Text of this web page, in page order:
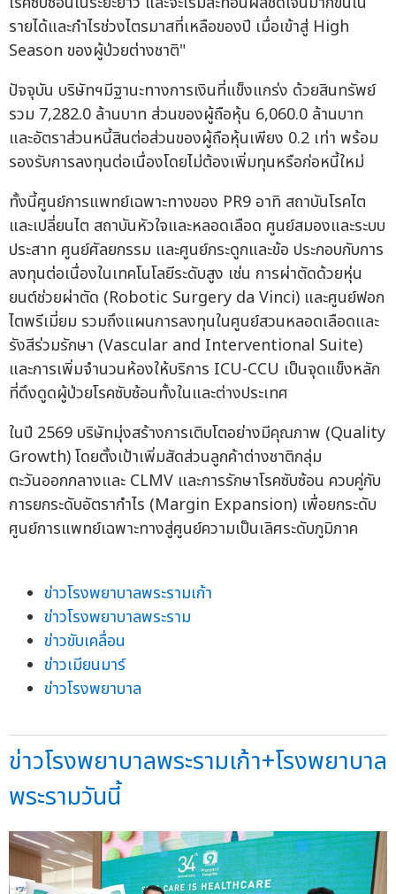
รายได้และกำไรช่วงไตรมาสที่เหลือของปี เมื่อเข้าสู่ High
Season ของผู้ป่วยต่างชาติ"
ปัจจุบัน บริษัทฯมีฐานะทางการเงินที่แข็งแกร่ง ด้วยสินทรัพย์
รวม 7,282.0 ล้านบาท ส่วนของผู้ถือหุ้น 6,060.0 ล้านบาท
และอัตราส่วนหนี้สินต่อส่วนของผู้ถือหุ้นเพียง 0.2 เท่า พร้อม
รองรับการลงทุนต่อเนื่องโดยไม่ต้องเพิ่มทุนหรือก่อหนี้ใหม่
ทั้งนี้ศูนย์การแพทย์เฉพาะทางของ PR9 อาทิ สถาบันโรคไต
และเปลี่ยนไต สถาบันหัวใจและหลอดเลือด ศูนย์สมองและระบบ
ประสาท ศูนย์ศัลยกรรม และศูนย์กระดูกและข้อ ประกอบกับการ
ลงทุนต่อเนื่องในเทคโนโลยีระดับสูง เช่น การผ่าตัดด้วยหุ่น
ยนต์ช่วยผ่าตัด (Robotic Surgery da Vinci) และศูนย์ฟอก
ไตพรีเมี่ยม รวมถึงแผนการลงทุนในศูนย์สวนหลอดเลือดและ
รังสีร่วมรักษา (Vascular and Interventional Suite)
และการเพิ่มจำนวนห้องให้บริการ ICU-CCU เป็นจุดแข็งหลัก
ที่ดึงดูดผู้ป่วยโรคซับซ้อนทั้งในและต่างประเทศ
ในปี 2569 บริษัทมุ่งสร้างการเติบโตอย่างมีคุณภาพ (Quality
Growth) โดยตั้งเป้าเพิ่มสัดส่วนลูกค้าต่างชาติกลุ่ม
ตะวันออกกลางและ CLMV และการรักษาโรคซับซ้อน ควบคู่กับ
การยกระดับอัตรากำไร (Margin Expansion) เพื่อยกระดับ
ศูนย์การแพทย์เฉพาะทางสู่ศูนย์ความเป็นเลิศระดับภูมิภาค
ข่าวโรงพยาบาลพระรามเก้า
ข่าวโรงพยาบาลพระราม
ข่าวขับเคลื่อน
ข่าวเมียนมาร์
ข่าวโรงพยาบาล
ข่าวโรงพยาบาลพระรามเก้า+โรงพยาบาล
พระรามวันนี้